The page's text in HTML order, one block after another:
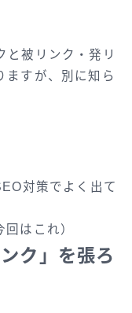
と被リンク・発リ
ますが、別に知ら
対策でよく出て
はこれ）
ク」を張ろ